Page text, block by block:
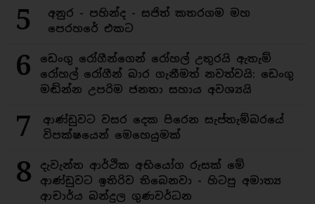
5
අනුර - පහින්ද - සජිත් කතරගම මහ
පෙරහරේ එකට
6
ඩෙංගු රෝගීන්ගෙන් රෝහල් උතුරයි ඇතැම්
රෝහල් රෝගීන් බාර ගැනීමත් නවත්වයි: ඩෙංගු
මඬින්න උපරිම ජනතා සහාය අවශ්‍යයි
7
ආණ්ඩුවට වසර දෙක පිරෙන සැප්තැම්බරයේ
විපක්ෂයෙන් මෙහෙයුමක්
8
දැවැන්ත ආර්ථික අභියෝග රුසක් මේ
ආණ්ඩුවට ඉතිරිව තිබෙනවා - හිටපු අමාත්‍ය
ආචාර්ය බන්දුල ගුණවර්ධන